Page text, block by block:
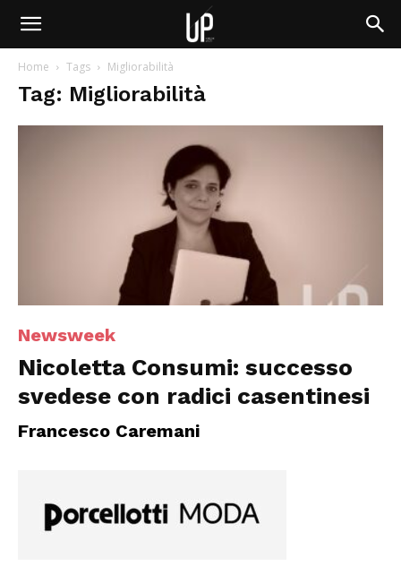
Home Tags Migliorabilità
Tag: Migliorabilità
Newsweek
Nicoletta Consumi: successo
svedese con radici casentinesi
Francesco Caremani